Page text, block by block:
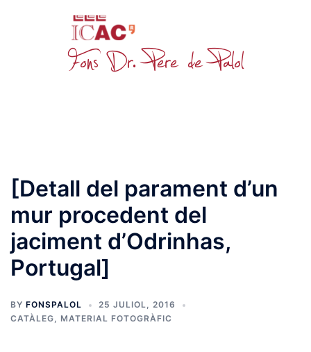
[Detall del parament d’un
mur procedent del
jaciment d’Odrinhas,
Portugal]
BY FONSPALOL
25 JULIOL, 2016
CATÀLEG, MATERIAL FOTOGRÀFIC